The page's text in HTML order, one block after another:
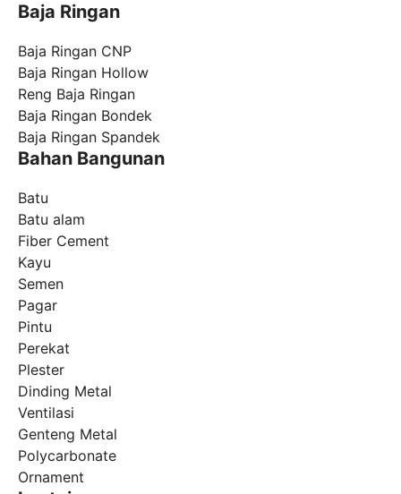
Baja Ringan
Baja Ringan CNP
Baja Ringan Hollow
Reng Baja Ringan
Baja Ringan Bondek
Baja Ringan Spandek
Bahan Bangunan
Batu
Batu alam
Fiber Cement
Kayu
Semen
Pagar
Pintu
Perekat
Plester
Dinding Metal
Ventilasi
Genteng Metal
Polycarbonate
Ornament